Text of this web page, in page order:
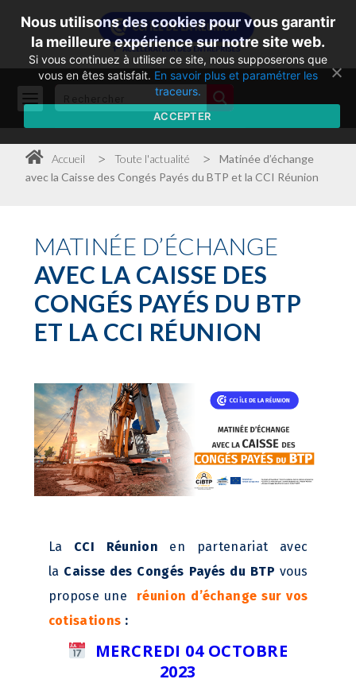
Accueil > Toute l'actualité >
Matinée d’échange
avec la Caisse des Congés Payés du BTP et la CCI Réunion
MATINÉE D’ÉCHANGE
AVEC LA CAISSE DES
CONGÉS PAYÉS DU BTP
ET LA CCI RÉUNION
La CCI Réunion en partenariat avec
la Caisse des Congés Payés du BTP vous
propose une réunion d’échange sur vos
cotisations :
MERCREDI 04 OCTOBRE
2023
Nous utilisons des cookies pour vous garantir
la meilleure expérience sur notre site web.
Si vous continuez à utiliser ce site, nous supposerons que
vous en êtes satisfait. En savoir plus et paramétrer les
traceurs.
ACCEPTER